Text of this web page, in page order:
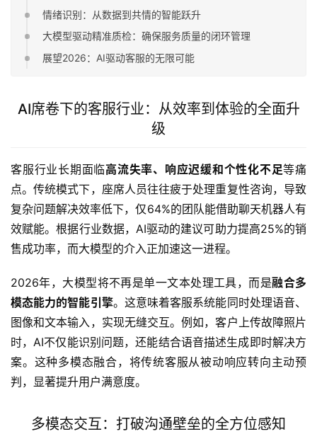
情绪识别：从数据到共情的智能跃升
大模型驱动精准质检：确保服务质量的闭环管理
展望2026：AI驱动客服的无限可能
AI席卷下的客服行业：从效率到体验的全面升
级
客服行业长期面临高流失率、响应迟缓和个性化不足等痛
点。传统模式下，座席人员往往疲于处理重复性咨询，导致
复杂问题解决效率低下，仅64%的团队能借助聊天机器人有
效赋能。根据行业数据，AI驱动的建议可助力提高25%的销
售成功率，而大模型的介入正加速这一进程。
2026年，大模型将不再是单一文本处理工具，而是融合多
模态能力的智能引擎。这意味着客服系统能同时处理语音、
图像和文本输入，实现无缝交互。例如，客户上传故障照片
时，AI不仅能识别问题，还能结合语音描述生成即时解决方
案。这种多模态融合，将传统客服从被动响应转向主动预
判，显著提升用户满意度。
多模态交互：打破沟通壁垒的全方位感知